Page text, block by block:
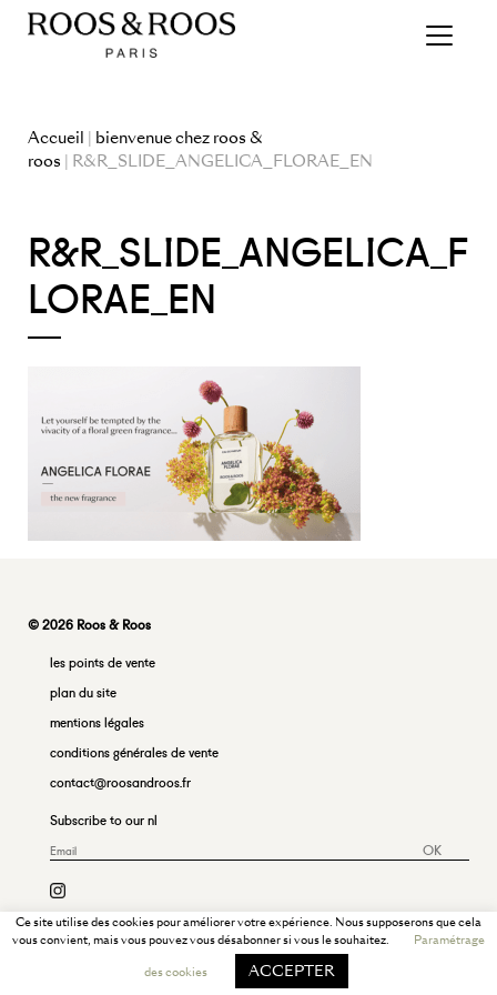
Accueil | bienvenue chez roos &
roos | R&R_SLIDE_ANGELICA_FLORAE_EN
R&R_SLIDE_ANGELICA_F
LORAE_EN
© 2026 Roos & Roos
les points de vente
plan du site
mentions légales
conditions générales de vente
contact@roosandroos.fr
Subscribe to our nl
OK
Ce site utilise des cookies pour améliorer votre expérience. Nous supposerons que cela
vous convient, mais vous pouvez vous désabonner si vous le souhaitez.
Paramétrage
des cookies
ACCEPTER